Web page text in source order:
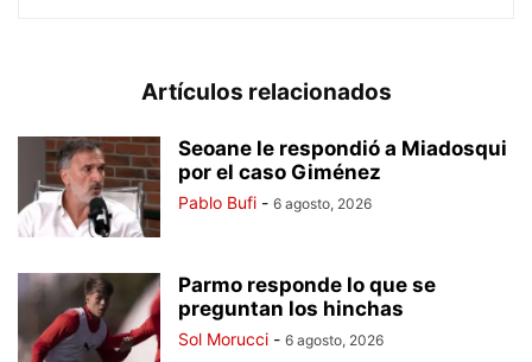
Artículos relacionados
Seoane le respondió a Miadosqui
por el caso Giménez
Pablo Bufi - 6 agosto, 2026
Parmo responde lo que se
preguntan los hinchas
Sol Morucci - 6 agosto, 2026